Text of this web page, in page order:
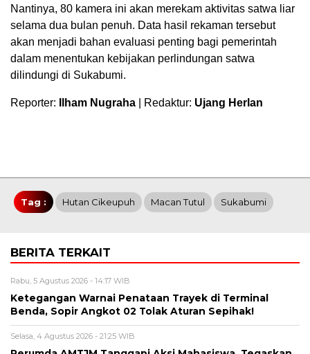
Nantinya, 80 kamera ini akan merekam aktivitas satwa liar
selama dua bulan penuh. Data hasil rekaman tersebut
akan menjadi bahan evaluasi penting bagi pemerintah
dalam menentukan kebijakan perlindungan satwa
dilindungi di Sukabumi.
Reporter: Ilham Nugraha | Redaktur: Ujang Herlan
Tag : Hutan Cikeupuh Macan Tutul Sukabumi
BERITA TERKAIT
Rabu, 5 Agustus 2026 - 14:17 WIB
Ketegangan Warnai Penataan Trayek di Terminal
Benda, Sopir Angkot 02 Tolak Aturan Sepihak!
Selasa, 4 Agustus 2026 - 21:25 WIB